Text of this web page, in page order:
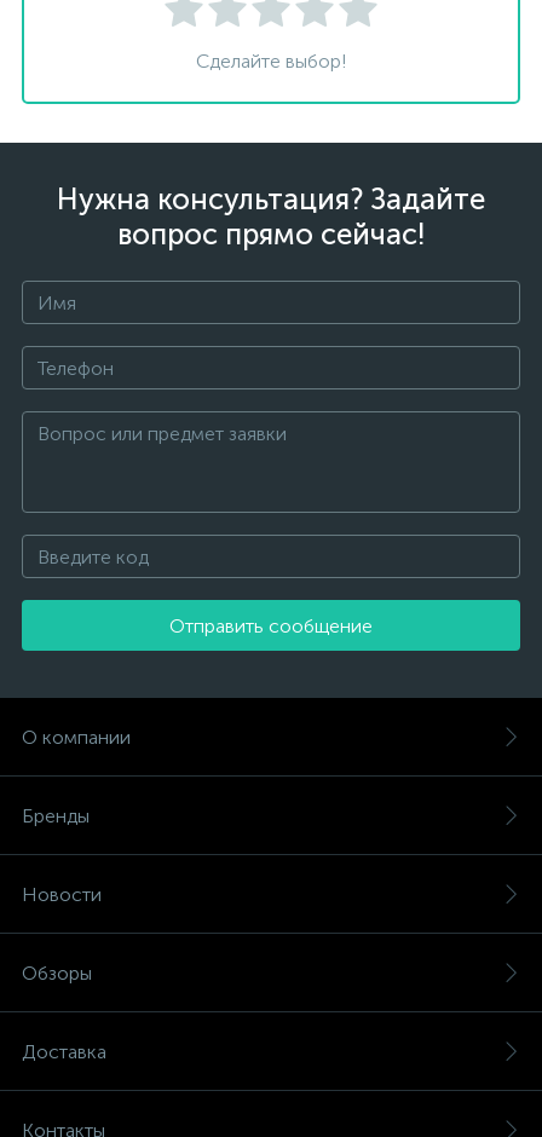
Сделайте выбор!
Нужна консультация? Задайте
вопрос прямо сейчас!
Отправить сообщение
О компании
Бренды
Новости
Обзоры
Доставка
Контакты